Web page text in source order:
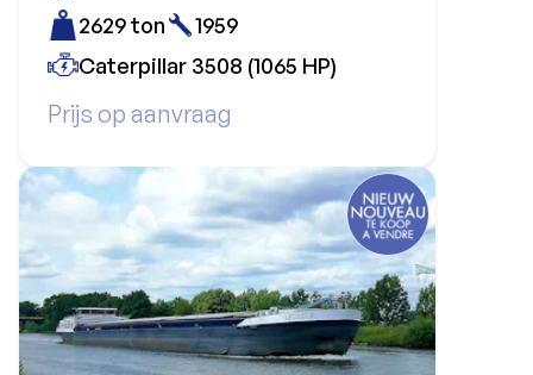
Prijs op aanvraag
2629 ton
1959
Caterpillar 3508 (1065 HP)